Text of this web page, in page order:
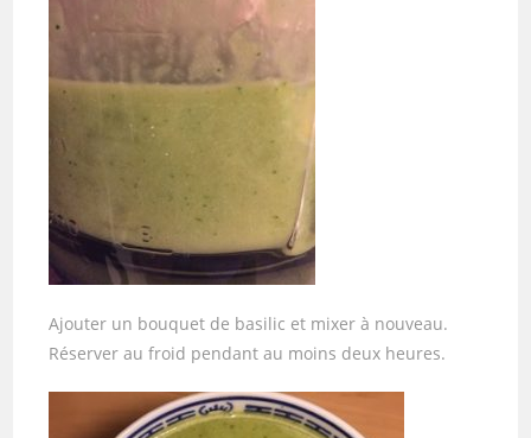
Ajouter un bouquet de basilic et mixer à nouveau.
Réserver au froid pendant au moins deux heures.